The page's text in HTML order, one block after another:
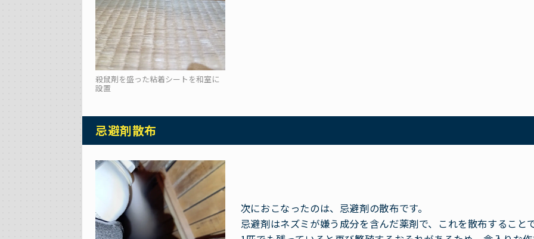
殺鼠剤を盛った粘着シートを和室に
設置
忌避剤散布
次におこなったのは、忌避剤の散布です。
忌避剤はネズミが嫌う成分を含んだ薬剤で、これを散布すること